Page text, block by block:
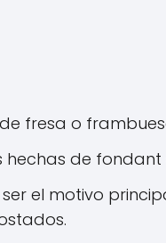
fresa o
de
el motivo